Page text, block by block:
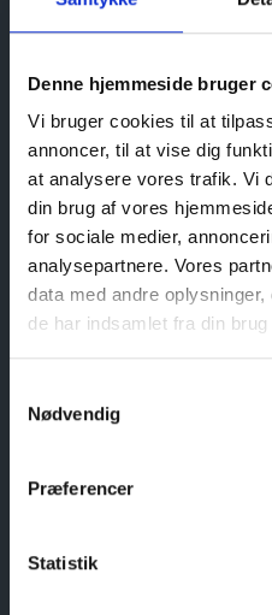
Denne hjemmeside bruger
Vi bruger cookies til at
annoncer, til at vise dig
at analysere vores trafik. Vi
din brug af vores
for sociale medier,
analysepartnere. Vores
data med andre
de har indsamlet fra din
Nødvendig
Præferencer
Statistik
børnefamilier i
De 200 fribilletter er
inden sommerferien, og
børnefamilierne vil
Skagen,